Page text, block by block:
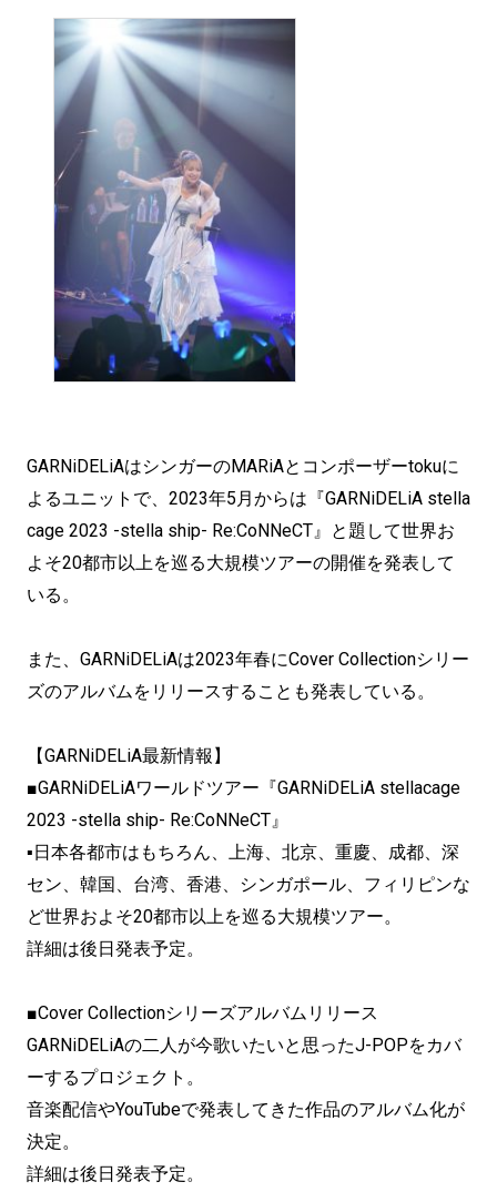
GARNiDELiAはシンガーのMARiAとコンポーザーtokuに
よるユニットで、2023年5月からは『GARNiDELiA stella
cage 2023 -stella ship- Re:CoNNeCT』と題して世界お
よそ20都市以上を巡る大規模ツアーの開催を発表して
いる。
また、GARNiDELiAは2023年春にCover Collectionシリー
ズのアルバムをリリースすることも発表している。
【GARNiDELiA最新情報】
■GARNiDELiAワールドツアー『GARNiDELiA stellacage
2023 -stella ship- Re:CoNNeCT』
▪日本各都市はもちろん、上海、北京、重慶、成都、深
セン、韓国、台湾、香港、シンガポール、フィリピンな
ど世界およそ20都市以上を巡る大規模ツアー。
詳細は後日発表予定。
■Cover Collectionシリーズアルバムリリース
GARNiDELiAの二人が今歌いたいと思ったJ-POPをカバ
ーするプロジェクト。
音楽配信やYouTubeで発表してきた作品のアルバム化が
決定。
詳細は後日発表予定。